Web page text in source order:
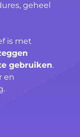
geheel
is met
gebruiken.
en